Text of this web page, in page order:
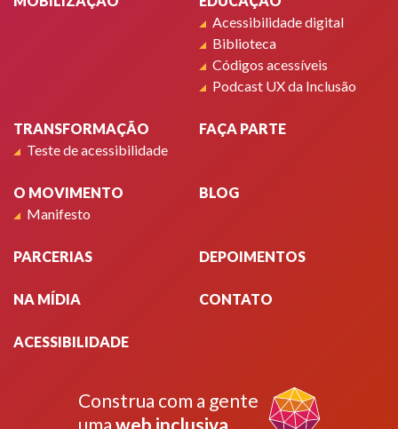
Acessibilidade digital
Biblioteca
Códigos acessíveis
Podcast UX da Inclusão
TRANSFORMAÇÃO
Teste de acessibilidade
FAÇA PARTE
O MOVIMENTO
Manifesto
BLOG
PARCERIAS DEPOIMENTOS
NA MÍDIA CONTATO
ACESSIBILIDADE
Construa com a gente
uma web inclusiva